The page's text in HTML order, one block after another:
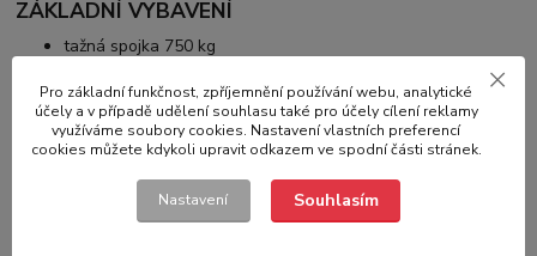
ZÁKLADNÍ VYBAVENÍ
tažná spojka 750 kg
ój ve tvaru V
podlaha z voděodolné, protiskluzové překližky
bočnice a rám ze žárově zinkované oceli
2x náprava AL-KO 750 kg nebrzděná
napínací kolíky pro uchycení plachty
Pro základní funkčnost, zpříjemnění používání webu, analytické
účely a v případě udělení souhlasu také pro účely cílení reklamy
využíváme soubory cookies. Nastavení vlastních preferencí
cookies můžete kdykoli upravit odkazem ve spodní části stránek.
Nastavení Souhlasím